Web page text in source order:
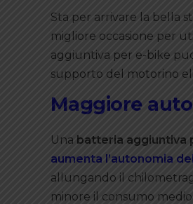
Sta per arrivare la bella
migliore occasione per
aggiuntiva per e-bike
supporto del motorino
Maggiore
Una batteria aggiuntiva
aumenta l’autonomia
allungando il
minore il consumo